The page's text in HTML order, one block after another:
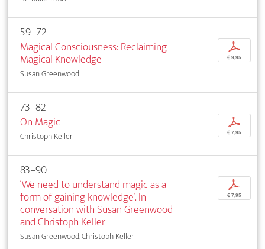
59–72
Magical Consciousness: Reclaiming
Magical Knowledge
Susan Greenwood
p
€ 9,95
73–82
On Magic
Christoph Keller
p
€ 7,95
83–90
‘We need to understand magic as a
form of gaining knowledge’. In
conversation with Susan Greenwood
and Christoph Keller
Susan Greenwood, Christoph Keller
p
€ 7,95